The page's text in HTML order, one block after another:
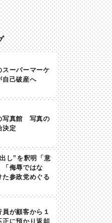
スーパーマーケ
自己破産へ
写真館 写真の
決定
し”を釈明「意
「侮辱ではな
参政党めぐる
が顧客から１
正に預かり返却